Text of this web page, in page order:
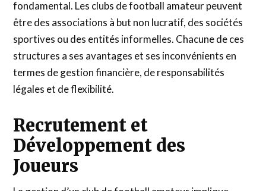
fondamental. Les clubs de football amateur peuvent
être des associations à but non lucratif, des sociétés
sportives ou des entités informelles. Chacune de ces
structures a ses avantages et ses inconvénients en
termes de gestion financière, de responsabilités
légales et de flexibilité.
Recrutement et
Développement des
Joueurs